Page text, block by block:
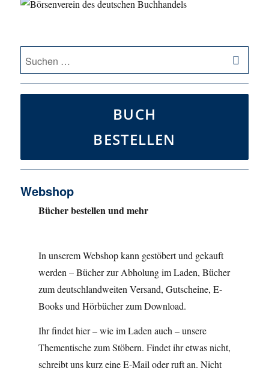
Suche
nach:
BUCH
BESTELLEN
Webshop
Bücher bestellen und mehr
In unserem Webshop kann gestöbert und gekauft
werden – Bücher zur Abholung im Laden, Bücher
zum deutschlandweiten Versand, Gutscheine, E-
Books und Hörbücher zum Download.
Ihr findet hier – wie im Laden auch – unsere
Thementische zum Stöbern. Findet ihr etwas nicht,
schreibt uns kurz eine E-Mail oder ruft an. Nicht